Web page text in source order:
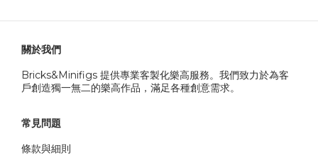
關於我們
Bricks&Minifigs 提供專業客製化樂高服務。我們致力於為客
戶創造獨一無二的樂高作品，滿足各種創意需求。
常見問題
條款與細則